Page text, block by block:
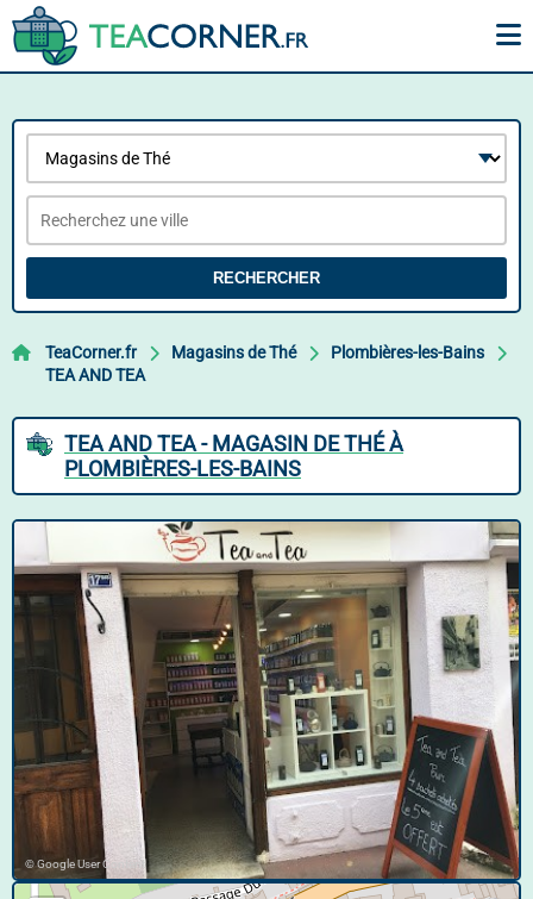
RECHERCHER
TeaCorner.fr Magasins de Thé
Plombières-les-Bains
TEA AND TEA
TEA AND TEA - MAGASIN DE THÉ À
PLOMBIÈRES-LES-BAINS
© Google User Content